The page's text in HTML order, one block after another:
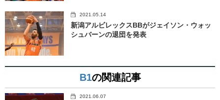
2021.05.14
新潟アルビレックスBBがジェイソン・ウォッ
シュバーンの退団を発表
B1の関連記事
2021.06.07